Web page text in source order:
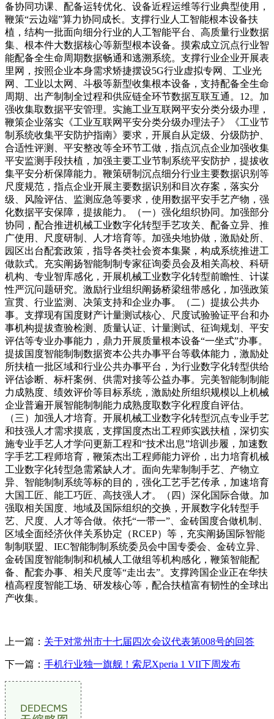
备协同功课、配备运转优化、设备近程运维等行业典型使用，
鞭策“云边端”算力协同成长。支撑行业人工智能根本设备扶
植，结构一批面向细分行业的人工智能平台、高质量行业数据
集、根本件大数据核心等新型根本设备。摸索成立沉点行业智
能配备全生命周期数据畅通和逃溯系统。支撑行业企业开展表
里网，按照企业本身需求矫捷摆设5G行业虚拟专网、工业光
网、工业以太网、斗极等新型收集根本设备，支持配备全生命
周期、出产制制全过程和供应链全环节数据互联互通。12。加
强收集取数据平安管理。实施工业互联网平安分类分级办理，
鞭策企业落实《工业互联网平安分类分级办理法子》《工业节
制系统收集平安防护指南》要求，开展自从定级、分级防护、
合适性评测、平安整改等全环节工做，指点沉点企业加强收集
平安监测手段扶植，加强主要工业节制系统平安防护，提拔收
集平安分析保障能力。鞭策研制沉点细分行业主要数据识别等
尺度规范，指点企业开展主要数据识别和目次存案，落实分
级、风险评估、监测应急等要求，使用数据平安手艺产物，强
化数据平安保障，提拔能力。（一）强化组织协同。加强部分
协同，配合推进机械工业数字化转型手艺攻关、配备立异、推
广使用、尺度研制、人才培育等。加强央地协做，激励处所、
园区出台配套政策，指导各类社会资本集聚，构成系统推进工
做款式。充实阐扬智能制制专家征询委员会及相关高校、科研
机构、专业智库感化，开展机械工业数字化转型前瞻性、计谋
性严沉问题研究。激励行业组织阐扬桥梁纽带感化，加强政策
宣贯、行业监测、决策支持和企业办事。（二）提拔公共办
事。支撑现有国度财产计量测试核心、尺度试验验证平台和办
事机构提拔查验检测、质量认证、计量测试、征询规划、平安
评估等专业办事能力，鼎力开展质量根本设备“一坐式”办事。
提拔国度智能制制数据资本公共办事平台等载体能力，激励处
所扶植一批区域和行业公共办事平台，为行业数字化转型供给
评估诊断、标杆案例、供需对接等公益办事。完美智能制制能
力成熟度、绩效评价等目标系统，激励处所组织规模以上机械
企业普遍开展智能制制能力成熟度取数字化程度自评估。
（三）加强人才培育。开展机械工业数字化转型沉点专业手艺
和技强人才需求摸底，支撑国度杰出工程师实践扶植，深切实
施专业手艺人才学问更新工程和“技术出息”培训步履，加速数
字手艺工程师培育，鞭策杰出工程师能力评价，出力培育机械
工业数字化转型急需紧缺人才。面向先辈制制手艺、产物立
异、智能制制系统等标的目的，强化工艺手艺传承，加速培育
大国工匠、能工巧匠、高技强人才。（四）深化国际合做。加
强取相关国度、地域及国际组织的交换，开展数字化转型手
艺、尺度、人才等合做。依托“一带一”、金砖国度合做机制、
区域全面经济伙伴关系协定（RCEP）等，充实阐扬国际智能
制制联盟、IEC智能制制系统委员会中国专委会、金砖立异、
金砖国度智能制制和机械人工做组等机构感化，鞭策智能配
备、配套办事、相关尺度等“走出去”。支撑跨国企业正在华扶
植高程度智能工场、研发核心等，配合扶植富有韧性的全球出
产收集。
上一篇： 关于对常州市十七届四次会议代表第008号的回答
下一篇： 手机行业独一旗舰！索尼Xperia 1 VII下周发布